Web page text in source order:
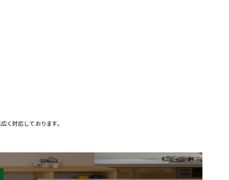
く対応しております。